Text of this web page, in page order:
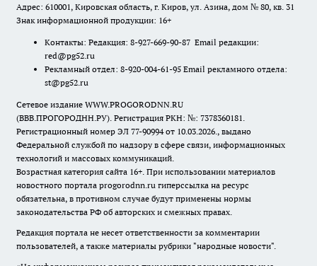
Адрес: 610001, Кировская область, г. Киров, ул. Азина, дом № 80, кв. 31
Знак информационной продукции: 16+
Контакты: Редакция: 8-927-669-90-87 Email редакции:
red@pg52.ru
Рекламный отдел: 8-920-004-61-95 Email рекламного отдела:
st@pg52.ru
Сетевое издание WWW.PROGORODNN.RU
(ВВВ.ПРОГОРОДНН.РУ). Регистрация РКН: №: 7378360181.
Регистрационный номер ЭЛ 77-90994 от 10.03.2026., выдано
Федеральной службой по надзору в сфере связи, информационных
технологий и массовых коммуникаций.
Возрастная категория сайта 16+. При использовании материалов
новостного портала progorodnn.ru гиперссылка на ресурс
обязательна, в противном случае будут применены нормы
законодательства РФ об авторских и смежных правах.
Редакция портала не несет ответственности за комментарии
пользователей, а также материалы рубрики "народные новости".